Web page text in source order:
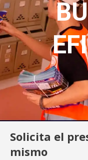
Solicita el
mismo